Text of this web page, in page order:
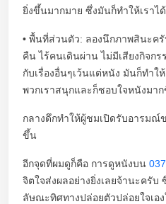
ยิ่งขึ้นมากมาย ซึ่งมันก็ทำให้เราไ
• พื้นที่ส่วนตัว: ลองนึกภาพสินะค
คืน ไร้คนเดินผ่าน ไม่มีเสียงกิจก
กับเรื่องอื่นๆเว้นแต่หนัง มันก็ทำใ
พวกเราสนุกและก็ชอบใจหนังมาก
กลางดึกทำให้ผู้ชมเปิดรับอารมณ์
ขึ้น
อีกจุดที่ผมดูก็คือ การดูหนังบน
จิตใจส่งผลอย่างยิ่งเลยจ้านะครั
ลัษณะทิศทางปล่อยตัวปล่อยใจเอ